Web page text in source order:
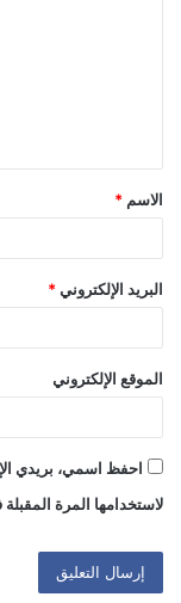
ق
*
الاسم *
البريد الإلكتروني *
الموقع الإلكتروني
احفظ اسمي، بريدي
لاستخدامها المرة